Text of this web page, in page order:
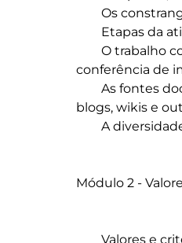
conferência de
blogs, wikis e
Módulo 2 -